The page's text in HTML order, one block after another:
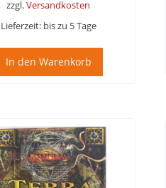
zzgl.Versandkosten
Lieferzeit: bis zu 5 Tage
In den Warenkorb